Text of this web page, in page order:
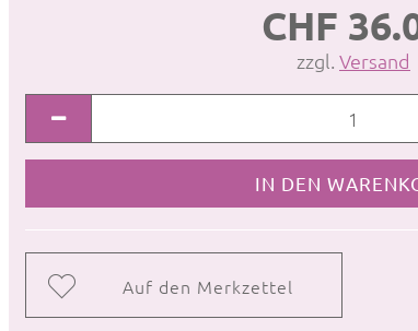
CHF
zzgl. Versand
Auf den Merkzettel